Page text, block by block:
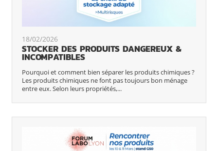
18/02/2026
STOCKER DES PRODUITS DANGEREUX &
INCOMPATIBLES
Pourquoi et comment bien séparer les produits chimiques ?
Les produits chimiques ne font pas toujours bon ménage
entre eux. Selon leurs propriétés,...